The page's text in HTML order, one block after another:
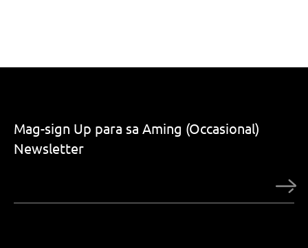
Mag-sign Up para sa Aming (Occasional)
Newsletter